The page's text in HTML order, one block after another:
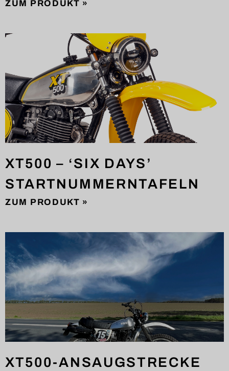
ZUM PRODUKT »
XT500 – ‘SIX DAYS’
STARTNUMMERNTAFELN
ZUM PRODUKT »
XT500-ANSAUGSTRECKE